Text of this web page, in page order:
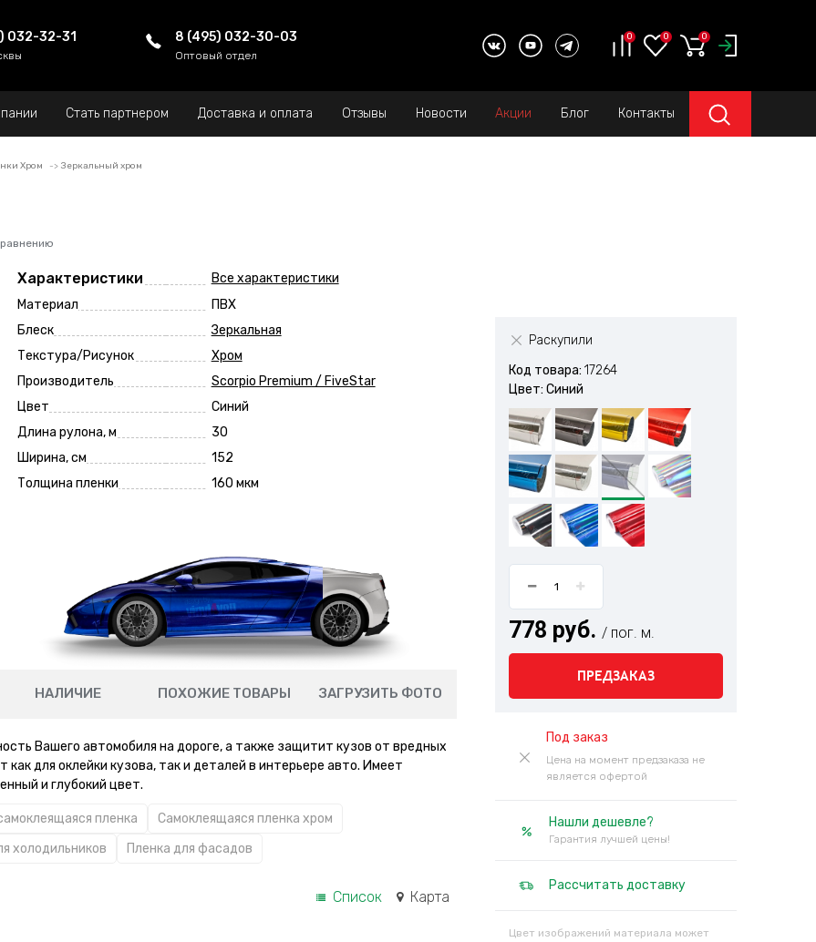
032-32-31 8 (495) 032-30-03
Оптовый отдел
0 0 0
Стать партнером Доставка и оплата Отзывы Новости Акции Блог Контакты
Хром Зеркальный хром
Характеристики
Все характеристики
Материал
ПВХ
Блеск
Зеркальная
Текстура/Рисунок
Хром
Производитель
Scorpio Premium / FiveStar
Цвет
Синий
Длина рулона, м
30
Ширина, см
152
Толщина пленки
160 мкм
Раскупили
Код товара: 17264
Цвет: Синий
778 руб. / пог. м.
ПРЕДЗАКАЗ
Под заказ
Цена на момент предзаказа не
является офертой
Нашли дешевле?
Гарантия лучшей цены!
Рассчитать доставку
Цвет изображений материала может
НАЛИЧИЕ ПОХОЖИЕ ТОВАРЫ ЗАГРУЗИТЬ ФОТО
Вашего автомобиля на дороге, а также защитит кузов от вредных
для оклейки кузова, так и деталей в интерьере авто. Имеет
и глубокий цвет.
пленка
Самоклеящаяся пленка хром
холодильников Пленка для фасадов
Список Карта